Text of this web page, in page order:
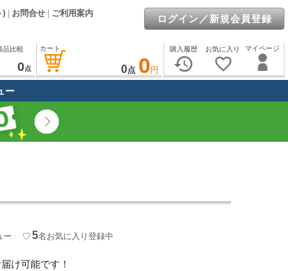
) お問合せ ご利用案内 ログイン／新規会員登録
マイページ
お気に入り
favorite_border
購入履歴
history
カート
0点 0 円
品比較
0点
ー
ー ♡ 5名 お気に入り登録中
け可能です！